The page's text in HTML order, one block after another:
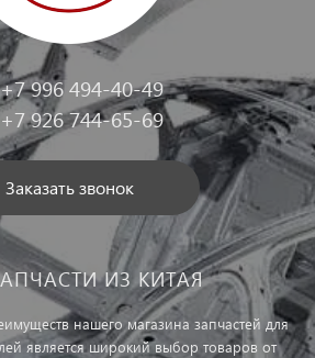
+7 996 494-40-49
+7 926 744-65-69
Заказать звонок
ИЗ КИТАЯ
нашего магазина запчастей для
является широкий выбор товаров от